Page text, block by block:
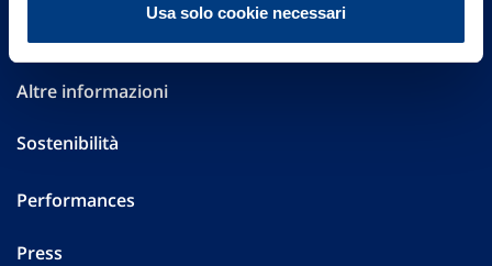
Usa solo cookie necessari
Investor Relations
Altre informazioni
Sostenibilità
Performances
Press